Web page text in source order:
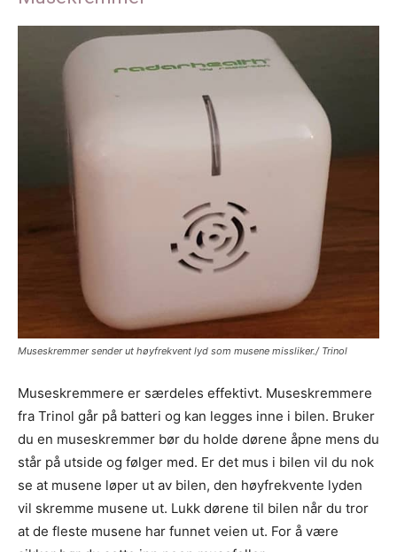
Museskremmer sender ut høyfrekvent lyd som musene missliker./ Trinol
Museskremmere er særdeles effektivt. Museskremmere
fra Trinol går på batteri og kan legges inne i bilen. Bruker
du en museskremmer bør du holde dørene åpne mens du
står på utside og følger med. Er det mus i bilen vil du nok
se at musene løper ut av bilen, den høyfrekvente lyden
vil skremme musene ut. Lukk dørene til bilen når du tror
at de fleste musene har funnet veien ut. For å være